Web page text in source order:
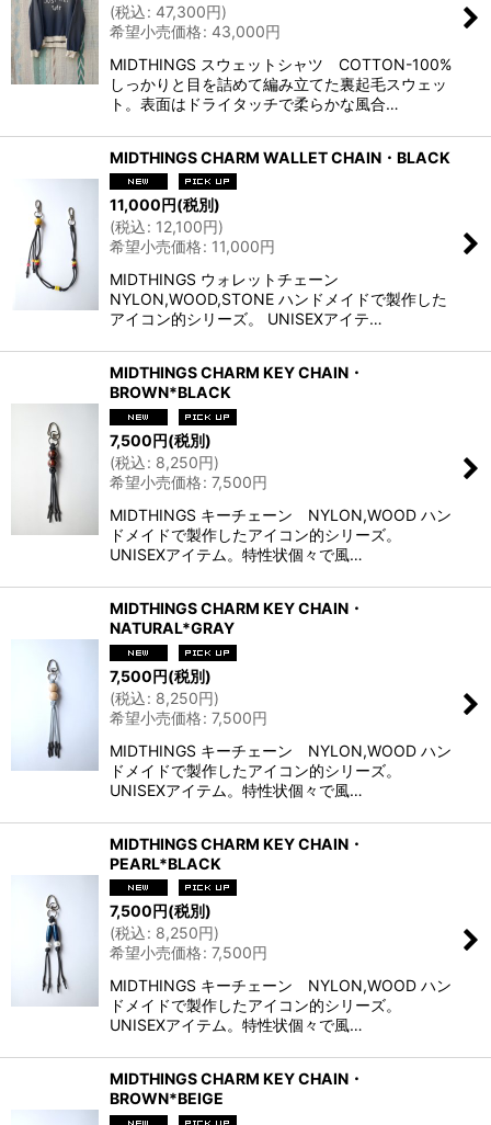
(税込: 47,300円)
希望小売価格: 43,000円
MIDTHINGS スウェットシャツ COTTON-100%
しっかりと目を詰めて編み立てた裏起毛スウェッ
ト。表面はドライタッチで柔らかな風合…
MIDTHINGS CHARM WALLET CHAIN・BLACK
11,000円(税別)
(税込: 12,100円)
希望小売価格: 11,000円
MIDTHINGS ウォレットチェーン
NYLON,WOOD,STONE ハンドメイドで製作した
アイコン的シリーズ。 UNISEXアイテ…
MIDTHINGS CHARM KEY CHAIN・
BROWN*BLACK
7,500円(税別)
(税込: 8,250円)
希望小売価格: 7,500円
MIDTHINGS キーチェーン NYLON,WOOD ハン
ドメイドで製作したアイコン的シリーズ。
UNISEXアイテム。特性状個々で風…
MIDTHINGS CHARM KEY CHAIN・
NATURAL*GRAY
7,500円(税別)
(税込: 8,250円)
希望小売価格: 7,500円
MIDTHINGS キーチェーン NYLON,WOOD ハン
ドメイドで製作したアイコン的シリーズ。
UNISEXアイテム。特性状個々で風…
MIDTHINGS CHARM KEY CHAIN・
PEARL*BLACK
7,500円(税別)
(税込: 8,250円)
希望小売価格: 7,500円
MIDTHINGS キーチェーン NYLON,WOOD ハン
ドメイドで製作したアイコン的シリーズ。
UNISEXアイテム。特性状個々で風…
MIDTHINGS CHARM KEY CHAIN・
BROWN*BEIGE